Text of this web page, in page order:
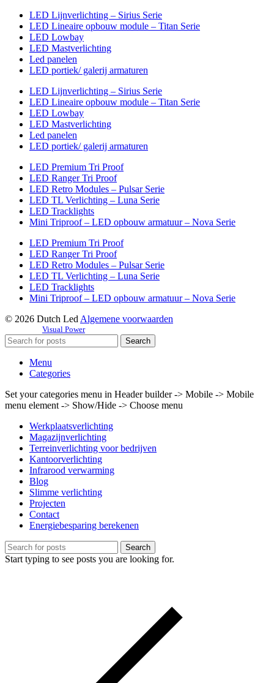
LED Lijnverlichting – Sirius Serie
LED Lineaire opbouw module – Titan Serie
LED Lowbay
LED Mastverlichting
Led panelen
LED portiek/ galerij armaturen
LED Lijnverlichting – Sirius Serie
LED Lineaire opbouw module – Titan Serie
LED Lowbay
LED Mastverlichting
Led panelen
LED portiek/ galerij armaturen
LED Premium Tri Proof
LED Ranger Tri Proof
LED Retro Modules – Pulsar Serie
LED TL Verlichting – Luna Serie
LED Tracklights
Mini Triproof – LED opbouw armatuur – Nova Serie
LED Premium Tri Proof
LED Ranger Tri Proof
LED Retro Modules – Pulsar Serie
LED TL Verlichting – Luna Serie
LED Tracklights
Mini Triproof – LED opbouw armatuur – Nova Serie
© 2026 Dutch Led Algemene voorwaarden
Visual Power
Search
Menu
Categories
Set your categories menu in Header builder -> Mobile -> Mobile
menu element -> Show/Hide -> Choose menu
Werkplaatsverlichting
Magazijnverlichting
Terreinverlichting voor bedrijven
Kantoorverlichting
Infrarood verwarming
Blog
Slimme verlichting
Projecten
Contact
Energiebesparing berekenen
Search
Start typing to see posts you are looking for.